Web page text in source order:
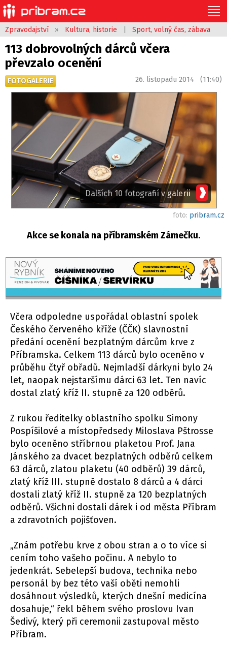
Zpravodajství » Kultura, historie Sport, volný čas, zábava
113 dobrovolných dárců včera
převzalo ocenění
FOTOGALERIE 26. listopadu 2014 (11:40)
Dalších 10 fotografií v galerii
foto: pribram.cz
Akce se konala na příbramském Zámečku.
Včera odpoledne uspořádal oblastní spolek
Českého červeného kříže (ČČK) slavnostní
předání ocenění bezplatným dárcům krve z
Příbramska. Celkem 113 dárců bylo oceněno v
průběhu čtyř obřadů. Nejmladší dárkyni bylo 24
let, naopak nejstaršímu dárci 63 let. Ten navíc
dostal zlatý kříž II. stupně za 120 odběrů.
Z rukou ředitelky oblastního spolku Simony
Pospíšilové a místopředsedy Miloslava Pštrosse
bylo oceněno stříbrnou plaketou Prof. Jana
Jánského za dvacet bezplatných odběrů celkem
63 dárců, zlatou plaketu (40 odběrů) 39 dárců,
zlatý kříž III. stupně dostalo 8 dárců a 4 dárci
dostali zlatý kříž II. stupně za 120 bezplatných
odběrů. Všichni dostali dárek i od města Příbram
a zdravotních pojišťoven.
„Znám potřebu krve z obou stran a o to více si
cením toho vašeho počinu. A nebylo to
jedenkrát. Sebelepší budova, technika nebo
personál by bez této vaší oběti nemohli
dosáhnout výsledků, kterých dnešní medicína
dosahuje,“ řekl během svého proslovu Ivan
Šedivý, který při ceremonii zastupoval město
Příbram.